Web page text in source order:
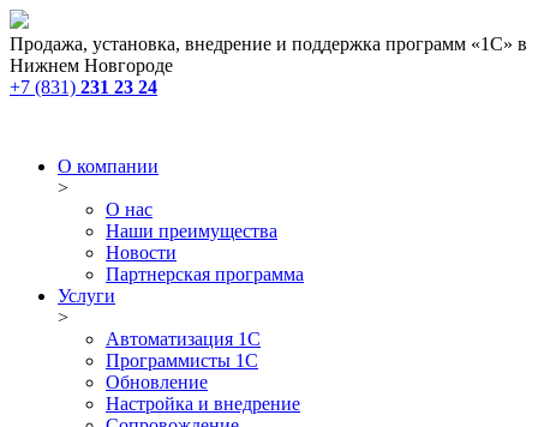
Продажа, установка, внедрение и поддержка программ «1С» в
Нижнем Новгороде
+7 (831) 231 23 24
О компании
>
О нас
Наши преимущества
Новости
Партнерская программа
Услуги
>
Автоматизация 1С
Программисты 1С
Обновление
Настройка и внедрение